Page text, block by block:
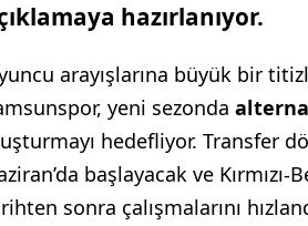
hazırlanıyor.
arayışlarına büyük bir
yeni sezonda
hedefliyor. Transfer
başlayacak ve Kırmızı-
sonra çalışmalarını